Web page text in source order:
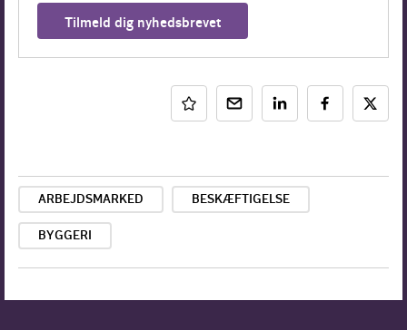
Tilmeld dig nyhedsbrevet
ARBEJDSMARKED BESKÆFTIGELSE
BYGGERI